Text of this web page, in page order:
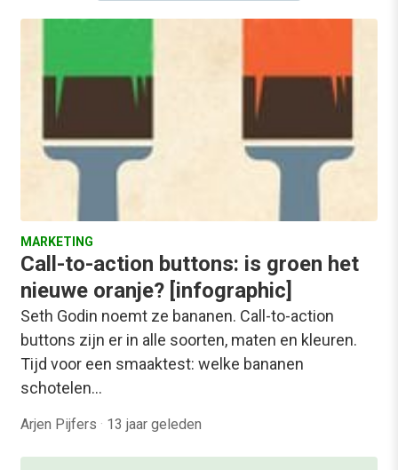
MARKETING
Call-to-action buttons: is groen het
nieuwe oranje? [infographic]
Seth Godin noemt ze bananen. Call-to-action
buttons zijn er in alle soorten, maten en kleuren.
Tijd voor een smaaktest: welke bananen
schotelen…
Arjen Pijfers · 13 jaar geleden